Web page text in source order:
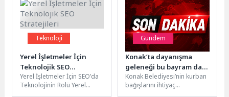
Teknoloji
Yerel İşletmeler İçin
Teknolojik SEO
Stratejileri
Yerel İşletmeler İçin SEO'da
Teknolojinin Rolü Yerel
Gündem
Konak’ta dayanışma
geleneği bu bayram da
devam ediyor
Konak Belediyesi’nin kurban
bağışlarını ihtiyaç